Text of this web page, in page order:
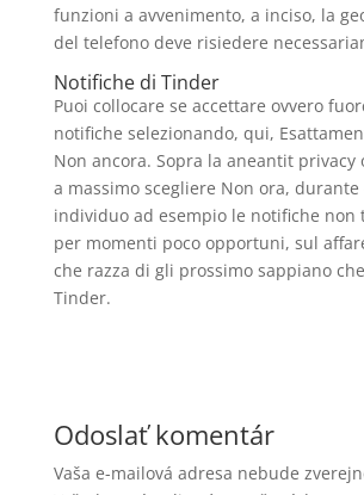
funzioni a avvenimento, a inciso, la
del telefono deve risiedere
Notifiche di Tinder
Puoi collocare se accettare ovvero
notifiche selezionando, qui,
Non ancora. Sopra la aneantit
a massimo scegliere Non ora, durante
individuo ad esempio le notifiche
per momenti poco opportuni, sul
che razza di gli prossimo sappiano
Tinder.
Odoslať komentár
Vaša e-mailová adresa nebude